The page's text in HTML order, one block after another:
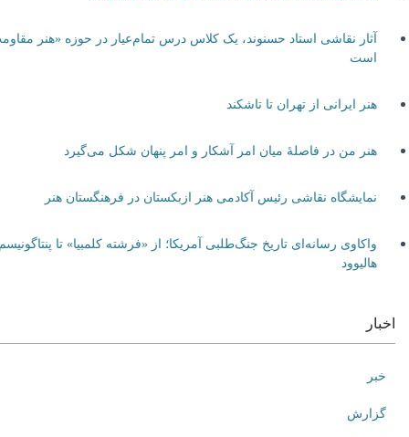
آثار نقاشی استاد حسنوند، یک کلاس درس تمام‌عیار در حوزه «هنر
است
هنر ایرانی از تهران تا تاشکند
هنر من در فاصلۀ میان امر آشکار و امر پنهان شکل می‌گیرد
نمایشگاه نقاشی رئیس آکادمی هنر ازبکستان در فرهنگستان هنر
واکاوی رسانه‌ای تاریخ جنگ‌طلبی آمریکا؛ از «فرشته کلمبیا» تا پنتاگونیسم
هالیوود
اخبار
خبر
گزارش